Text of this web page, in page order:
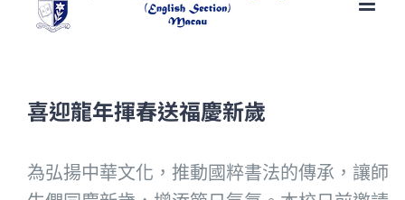
喜迎龍年揮春送福慶新歲
為弘揚中華文化，推動國粹書法的傳承，讓師